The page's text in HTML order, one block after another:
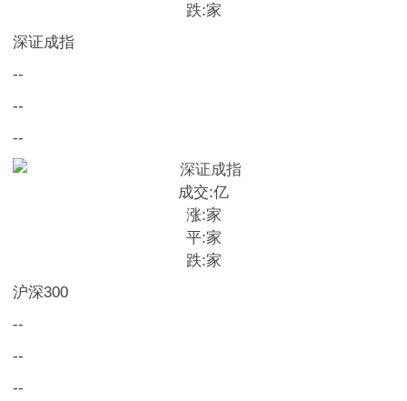
跌:家
深证成指
--
--
--
成交:亿
涨:家
平:家
跌:家
沪深300
--
--
--